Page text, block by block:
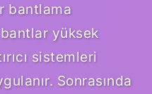
bantlama
yüksek
sistemleri
Sonrasında